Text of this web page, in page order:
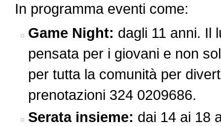
In programma eventi come:
Game Night: dagli 11 anni. Il
pensata per i giovani e non
per tutta la comunità per
prenotazioni 324 0209686.
Serata insieme: dai 14 ai 18